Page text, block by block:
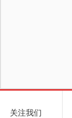
关注我们